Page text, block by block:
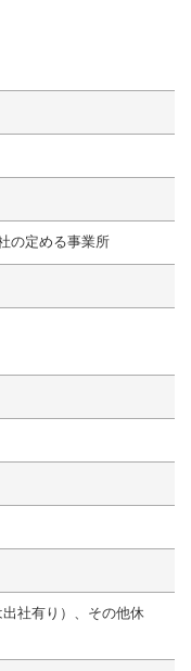
の定める事業所
社有り）、その他休